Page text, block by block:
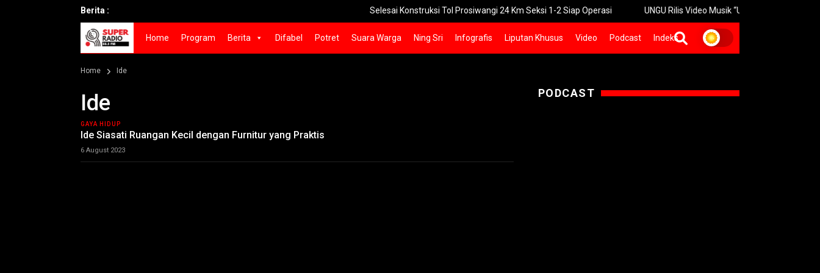
Berita : Selesai Konstruksi Tol Prosiwangi 24 Km Seksi 1-2 Siap Operasi UNGU Rilis Video Musik “Utara-Selatan” Sambut Konser
Home Program Berita Difabel Potret Suara Warga Ning Sri Infografis Liputan Khusus Video Podcast Indeks
Home Ide
Ide
GAYA HIDUP
Ide Siasati Ruangan Kecil dengan Furnitur yang Praktis
6 August 2023
PODCAST